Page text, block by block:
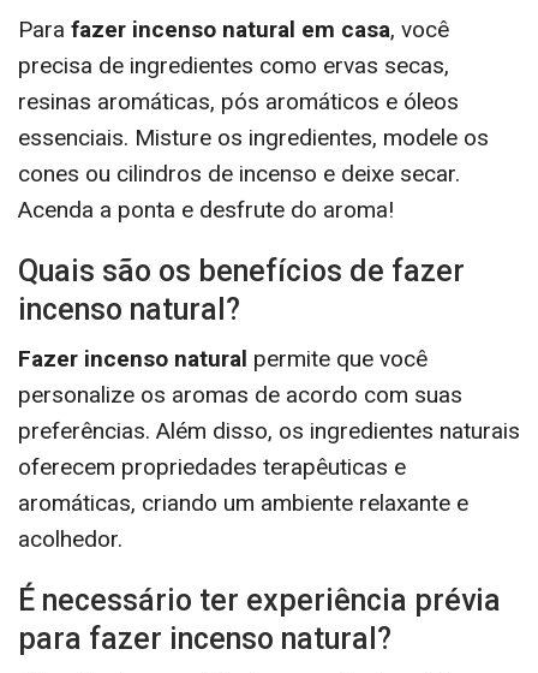
Para fazer incenso natural em casa, você
precisa de ingredientes como ervas secas,
resinas aromáticas, pós aromáticos e óleos
essenciais. Misture os ingredientes, modele os
cones ou cilindros de incenso e deixe secar.
Acenda a ponta e desfrute do aroma!
Quais são os benefícios de fazer
incenso natural?
Fazer incenso natural permite que você
personalize os aromas de acordo com suas
preferências. Além disso, os ingredientes naturais
oferecem propriedades terapêuticas e
aromáticas, criando um ambiente relaxante e
acolhedor.
É necessário ter experiência prévia
para fazer incenso natural?